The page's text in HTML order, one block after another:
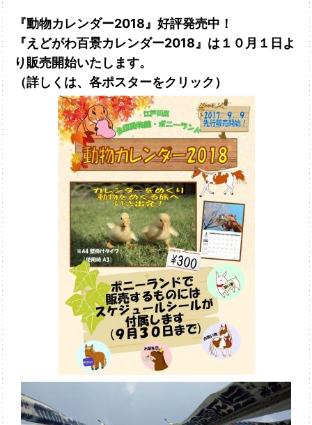
『動物カレンダー2018』好評発売中！
『えどがわ百景カレンダー2018』は１０月１日よ
り販売開始いたします。
（詳しくは、各ポスターをクリック）